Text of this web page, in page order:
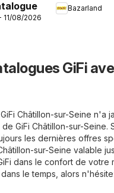
08/2026
prixBazarland
GiFi
Châtillon-sur-Seine n'a
GiFi Châtillon-sur-Seine.
les dernières offres
sur-Seine valable
dans le confort de votre
le temps, alors